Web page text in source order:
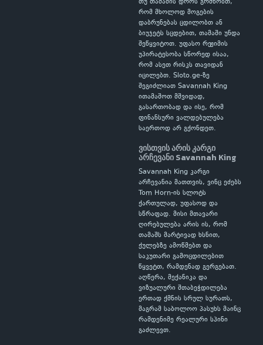
თუ თამაშის დროს გრძნობთ,
რომ მხოლოდ მოგების
დაბრუნებას ცდილობთ ან
ბიუჯეტს სცდებით, თამაში უნდა
შეწყვიტოთ. უფასო რეჟიმის
უპირატესობა სწორედ ისაა,
რომ ასეთ რისკს თავიდან
იცილებთ. Sloto.ge-ზე
შეგიძლიათ Savannah King
ითამაშოთ მშვიდად,
გასართობად და ისე, რომ
ფინანსური ვალდებულება
საერთოდ არ გქონდეთ.
ვისთვის არის კარგი
არჩევანი Savannah King
Savannah King კარგი
არჩევანია მათთვის, ვინც ეძებს
Tom Horn-ის სლოტს
ქართულად, უფასოდ და
სწრაფად. მისი მთავარი
ღირებულება არის ის, რომ
თამაშს მარტივად ხსნით,
ქულებზე ამოწმებთ და
საკუთარი გამოცდილებით
წყვეტთ, რამდენად გერგებათ.
აღწერა, მექანიკა და
ვიზუალური შთაბეჭდილება
ერთად ქმნის სრულ სურათს,
მაგრამ საბოლოო პასუხს მაინც
რამდენიმე რეალური სპინი
გაძლევთ.